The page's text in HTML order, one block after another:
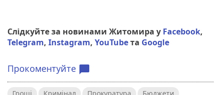
Слідкуйте за новинами Житомира у Facebook,
Telegram, Instagram, YouTubeта Google
Прокоментуйте chat_bubble
Гроші Кримінал Прокуратура Бюджети